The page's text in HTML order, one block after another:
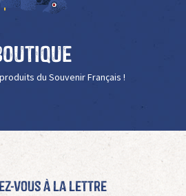
du Souvenir Français !
vous à La Lettre